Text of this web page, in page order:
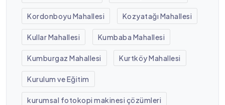
Kordonboyu Mahallesi Kozyatağı Mahallesi
Kullar Mahallesi Kumbaba Mahallesi
Kumburgaz Mahallesi Kurtköy Mahallesi
Kurulum ve Eğitim
kurumsal fotokopi makinesi çözümleri